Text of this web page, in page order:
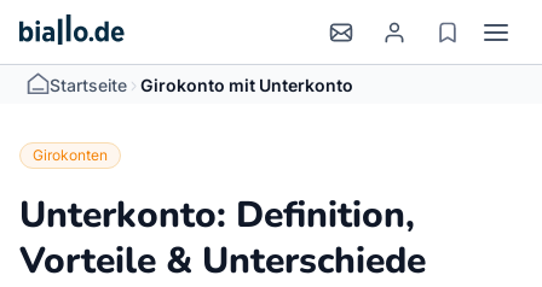
Startseite > Girokonto mit Unterkonto
Girokonten
Unterkonto: Definition,
Vorteile & Unterschiede